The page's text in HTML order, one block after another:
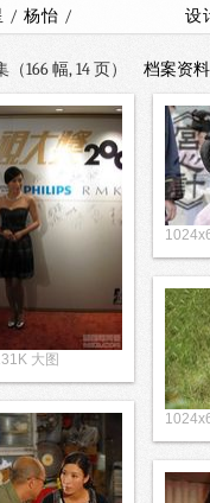
/ 杨怡 / 设
（166 幅, 14 页） 档案资料
大图